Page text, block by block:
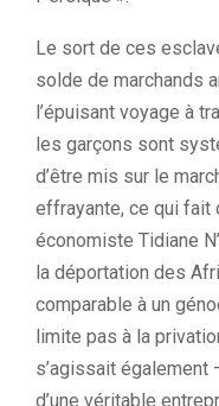
Le sort de ces
solde de marchands
l’épuisant voyage à
les garçons sont
d’être mis sur le
effrayante, ce qui fait
économiste Tidiane
la déportation des
comparable à un
limite pas à la
s’agissait également
d’une véritable